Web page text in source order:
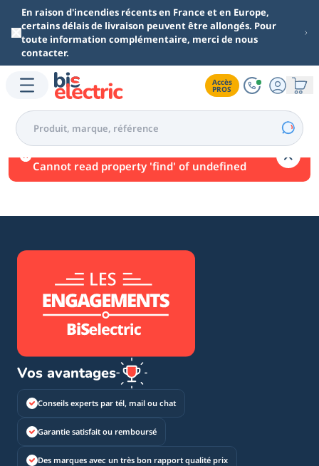
Aller au contenu principal
En raison d'incendies récents en France et en Europe,
certains délais de livraison peuvent être allongés. Pour
toute information complémentaire, merci de nous
contacter.
Accès
PROS
Une erreur est survenue.
Cannot read property 'find' of undefined
Vos avantages
Conseils experts par tél, mail ou chat
Garantie satisfait ou remboursé
Des marques avec un très bon rapport qualité prix